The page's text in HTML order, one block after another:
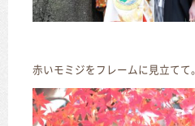
赤いモミジをフレームに見立てて。